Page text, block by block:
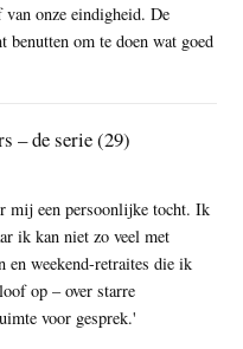
onze eindigheid. De
benutten om te doen wat goed
– de serie (29)
mij een persoonlijke tocht. Ik
ik kan niet zo veel met
en weekend-retraites die ik
op – over starre
voor gesprek.'